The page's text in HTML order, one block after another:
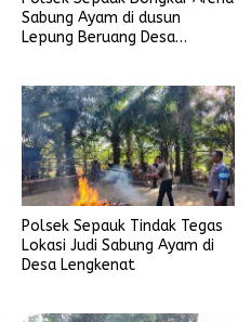
Sabung Ayam di dusun
Lepung Beruang Desa
Polsek Sepauk Tindak Tegas
Lokasi Judi Sabung Ayam di
Desa Lengkenat